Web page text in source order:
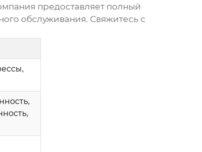
предоставляет полный
обслуживания. Свяжитесь с